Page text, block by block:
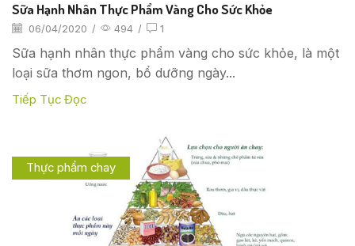
Sữa Hạnh Nhân Thực Phẩm Vàng Cho Sức Khỏe
06/04/2020 / 494 / 1
Sữa hạnh nhân thực phẩm vàng cho sức khỏe, là một
loại sữa thơm ngon, bổ dưỡng ngày...
Tiếp Tục Đọc
Thực phẩm chay